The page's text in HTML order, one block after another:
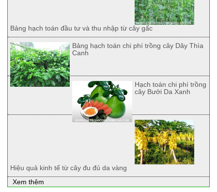
Bảng hạch toán đầu tư và thu nhập từ cây gấc
Bảng hạch toán chi phí trồng cây Dây Thìa
Canh
Hạch toán chi phí trồng
cây Bưởi Da Xanh
Hiệu quả kinh tế từ cây đu đủ da vàng
Xem thêm